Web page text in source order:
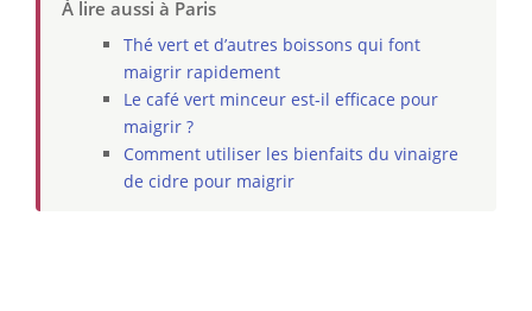
À lire aussi à Paris
Thé vert et d’autres boissons qui font
maigrir rapidement
Le café vert minceur est-il efficace pour
maigrir ?
Comment utiliser les bienfaits du vinaigre
de cidre pour maigrir